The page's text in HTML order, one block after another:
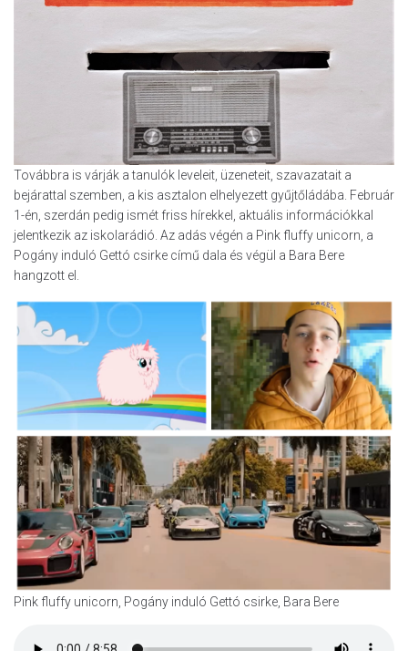
Továbbra is várják a tanulók leveleit, üzeneteit, szavazatait a
bejárattal szemben, a kis asztalon elhelyezett gyűjtőládába. Február
1-én, szerdán pedig ismét friss hírekkel, aktuális információkkal
jelentkezik az iskolarádió. Az adás végén a Pink fluffy unicorn, a
Pogány induló Gettó csirke című dala és végül a Bara Bere
hangzott el.
Pink fluffy unicorn, Pogány induló Gettó csirke, Bara Bere